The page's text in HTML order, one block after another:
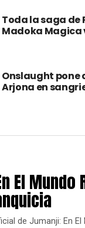
la estrella de
los dos actores
el papel de
con
un gran esfuerzo
Sobrevivió en
muy diferentes
Toda la saga de
Madoka Magica
Onslaught pone
Arjona en
El Mundo
de Jumanji: En El